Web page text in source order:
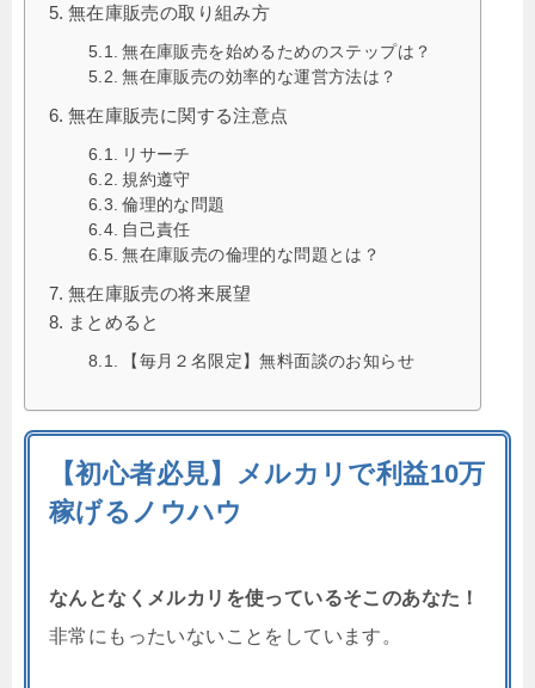
無在庫販売の取り組み方
無在庫販売を始めるためのステップは？
無在庫販売の効率的な運営方法は？
無在庫販売に関する注意点
リサーチ
規約遵守
倫理的な問題
自己責任
無在庫販売の倫理的な問題とは？
無在庫販売の将来展望
まとめると
【毎月２名限定】無料面談のお知らせ
【初心者必見】メルカリで利益10万
稼げるノウハウ
なんとなくメルカリを使っているそこのあなた！
非常にもったいないことをしています。